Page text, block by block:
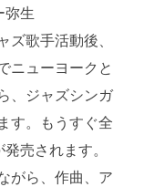
弥生
歌手活動後、
ニューヨークと
、ジャズシンガ
す。もうすぐ全
売されます。
がら、作曲、ア